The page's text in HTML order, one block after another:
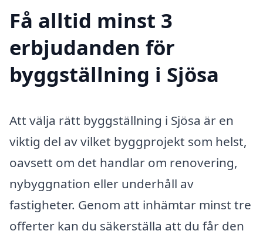
Få alltid minst 3
erbjudanden för
byggställning i Sjösa
Att välja rätt byggställning i Sjösa är en
viktig del av vilket byggprojekt som helst,
oavsett om det handlar om renovering,
nybyggnation eller underhåll av
fastigheter. Genom att inhämtar minst tre
offerter kan du säkerställa att du får den